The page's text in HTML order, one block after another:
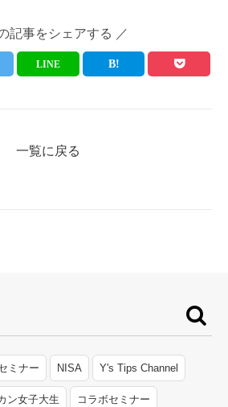
記事をシェアする ／
LINE
一覧に戻る
ミナー NISA Y's Tips Channel
ン女子大生 コラボセミナー